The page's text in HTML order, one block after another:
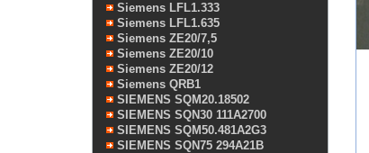
Siemens LFL1.333
Siemens LFL1.635
Siemens ZE20/7,5
Siemens ZE20/10
Siemens ZE20/12
Siemens QRB1
SIEMENS SQM20.18502
SIEMENS SQN30 111A2700
SIEMENS SQM50.481A2G3
SIEMENS SQN75 294A21B